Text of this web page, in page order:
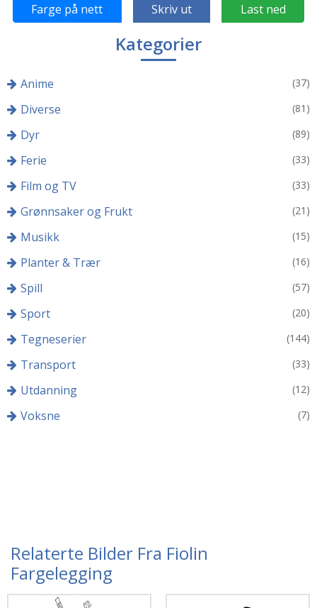
Farge på nett Skriv ut Last ned
Kategorier
Anime (37)
Diverse (81)
Dyr (89)
Ferie (33)
Film og TV (33)
Grønnsaker og Frukt (21)
Musikk (15)
Planter & Trær (16)
Spill (57)
Sport (20)
Tegneserier (144)
Transport (33)
Utdanning (12)
Voksne (7)
Relaterte Bilder Fra Fiolin
Fargelegging